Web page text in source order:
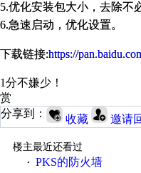
5.优化安装包大小，去除不
6.急速启动，优化设置。
下载链接:https://
1分不嫌少！
赏
分享到：
收藏 邀请
楼主最近还看过
· PKS的防火墙